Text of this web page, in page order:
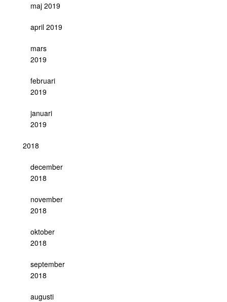
maj 2019
april 2019
mars
2019
februari
2019
januari
2019
2018
december
2018
november
2018
oktober
2018
september
2018
augusti